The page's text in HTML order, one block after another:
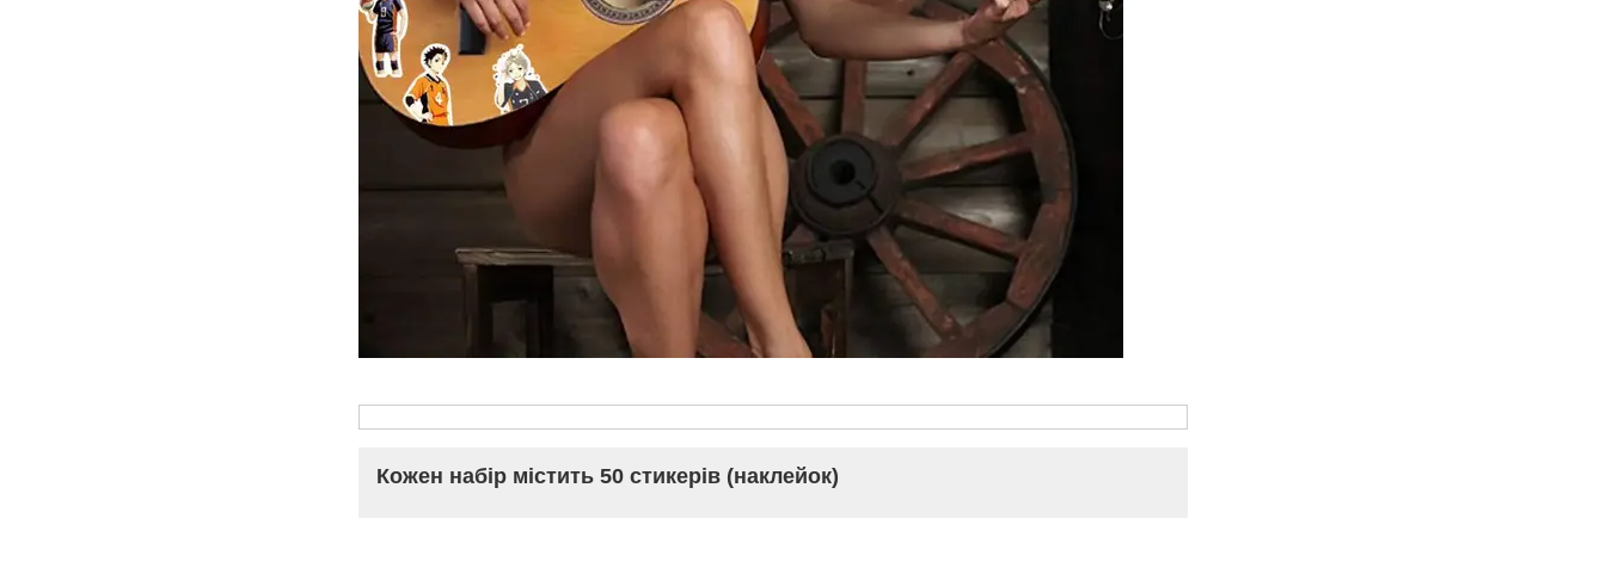
Кожен набір містить 50 стикерів (наклейок)